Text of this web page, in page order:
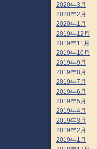
2020年3月
2020年2月
2020年1月
2019年12月
2019年11月
2019年10月
2019年9月
2019年8月
2019年7月
2019年6月
2019年5月
2019年4月
2019年3月
2019年2月
2019年1月